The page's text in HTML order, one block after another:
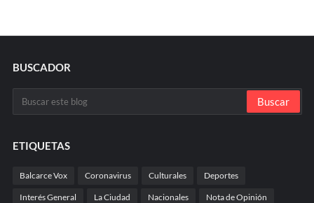
BUSCADOR
ETIQUETAS
Balcarce Vox Coronavirus Culturales Deportes
Interés General La Ciudad Nacionales Nota de Opinión